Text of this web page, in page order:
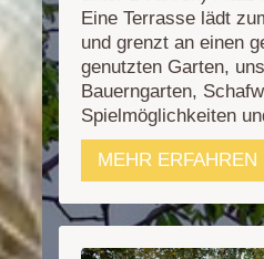
Eine Terrasse lädt
und grenzt an einen
genutzten Garten,
Bauerngarten,
Spielmöglichkeiten
MEHR ERFAHREN